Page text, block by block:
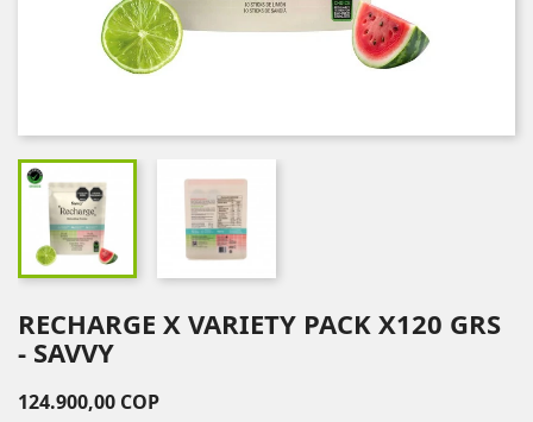
RECHARGE X VARIETY PACK X120 GRS
- SAVVY
124.900,00 COP